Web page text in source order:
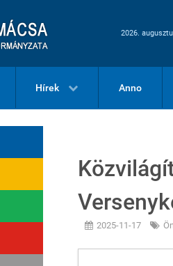
2026.
Hírek Anno
2025-11-17